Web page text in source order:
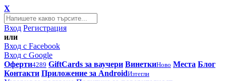
X
Вход Регистрация
или
Вход с Facebook
Вход с Google
Оферти4289 GiftCards за ваучери ВинеткиНово Места Блог
Контакти Приложение за AndroidИзтегли